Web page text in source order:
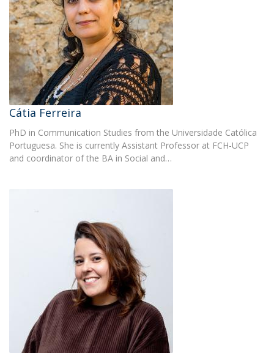
Cátia Ferreira
PhD in Communication Studies from the Universidade Católica
Portuguesa. She is currently Assistant Professor at FCH-UCP
and coordinator of the BA in Social and…